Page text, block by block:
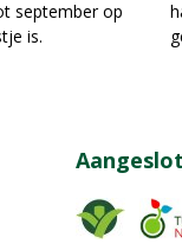
september op
is.